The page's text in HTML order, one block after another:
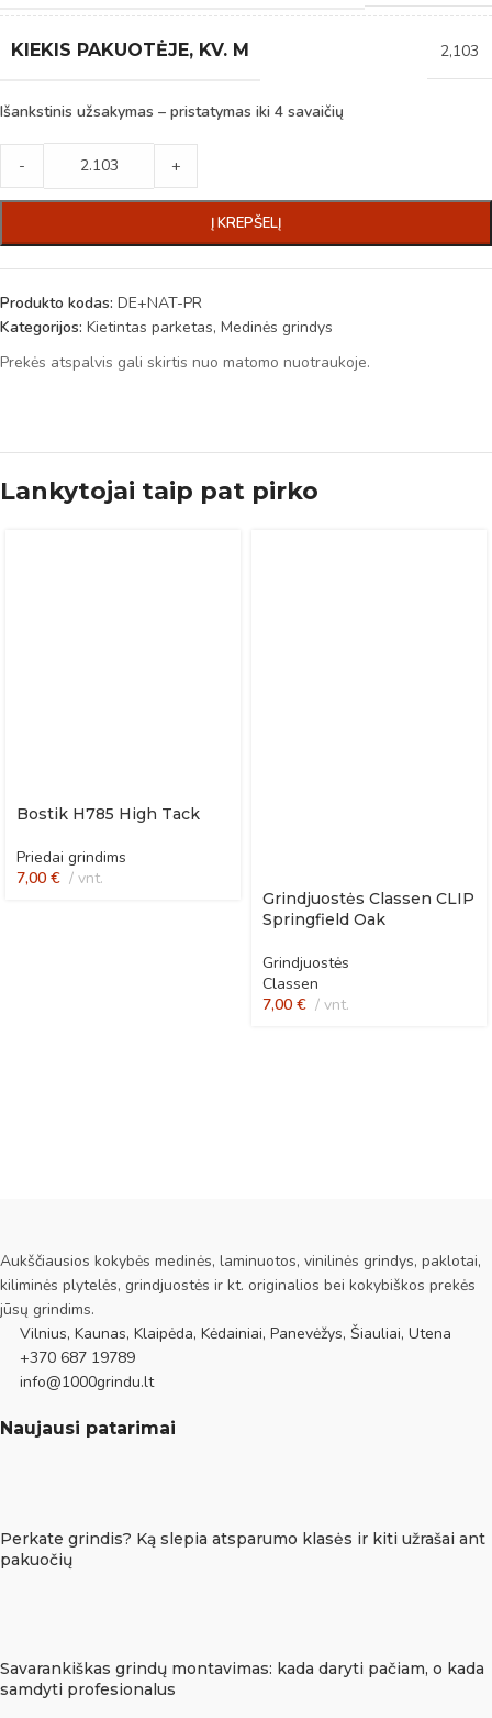
KIEKIS PAKUOTĖJE, KV. M 2,103
Išankstinis užsakymas – pristatymas iki 4 savaičių
- +
Į KREPŠELĮ
Produkto kodas: DE+NAT-PR
Kategorijos: Kietintas parketas, Medinės grindys
Prekės atspalvis gali skirtis nuo matomo nuotraukoje.
Lankytojai taip pat pirko
Bostik H785 High Tack
Priedai grindims
7,00 € vnt.
Grindjuostės Classen CLIP
Springfield Oak
Grindjuostės
Classen
7,00 € vnt.
Aukščiausios kokybės medinės, laminuotos, vinilinės grindys, paklotai,
kiliminės plytelės, grindjuostės ir kt. originalios bei kokybiškos prekės
jūsų grindims.
Vilnius, Kaunas, Klaipėda, Kėdainiai, Panevėžys, Šiauliai, Utena
+370 687 19789
info@1000grindu.lt
Naujausi patarimai
Perkate grindis? Ką slepia atsparumo klasės ir kiti užrašai ant
pakuočių
Savarankiškas grindų montavimas: kada daryti pačiam, o kada
samdyti profesionalus